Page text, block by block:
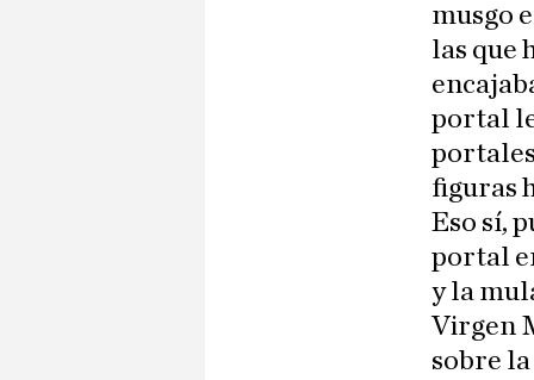
musgo
las que
portal
portales
figuras
Eso sí,
portal
y la
Virgen
sobre